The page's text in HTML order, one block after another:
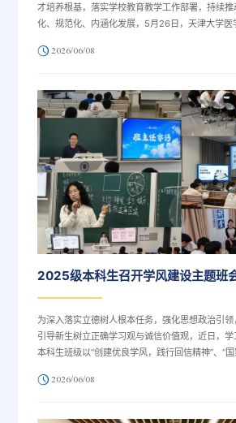
才培养根基，落实学校教育教学工作部署，持续
化、规范化、内涵化发展，5月26日，天津大学医
部医学院副院长杨佳佳、中心医院科教处处长张强
赵柄驎及各专业课程负责人、骨干教师、教学秘
海云主持。王海云在开幕致辞中表示，...
2026/06/08
2025级本科生召开学风建设主题班
为深入落实立德树人根本任务，强化思想政治引领
引导新生树立正确学习观与诚信价值观，近日，
本科生班级以“创建优良学风，践行回信精神”、“
实际，围绕思想认识、行为习惯、朋辈引领和目标
信息工程学院紧扣主修专业确认节点，系统解读
2026/06/08